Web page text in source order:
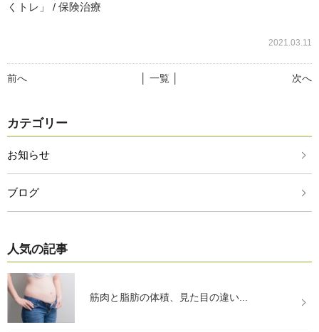
くトレ」 / 保険治療
2021.03.11
前へ 次へ
│ 一覧 │
カテゴリー
お知らせ
ブログ
人気の記事
筋肉と脂肪の体積、見た目の違い...